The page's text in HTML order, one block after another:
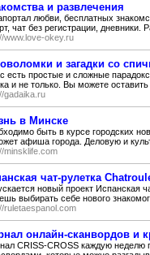
и развлечения
любви, бесплатных
чат без регистрации, дневники.
www.love-okey.ru
и загадки со
есть простые и сложные
и не только. Вы можете
gadaika.ru
в Минске
быть в курсе городских
афиша города. Деловую и
minsklife.com
чат-рулетка
новый проект Испанская
выбирать себе нового
ruletaespanol.com
онлайн-сканвордов и
CRISS-CROSS каждую неделю